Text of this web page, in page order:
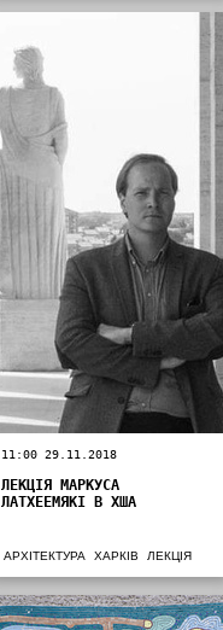
11:00 29.11.2018
ЛЕКЦІЯ МАРКУСА
ЛАТХЕЕМЯКІ В ХША
АРХІТЕКТУРА ХАРКІВ ЛЕКЦІЯ